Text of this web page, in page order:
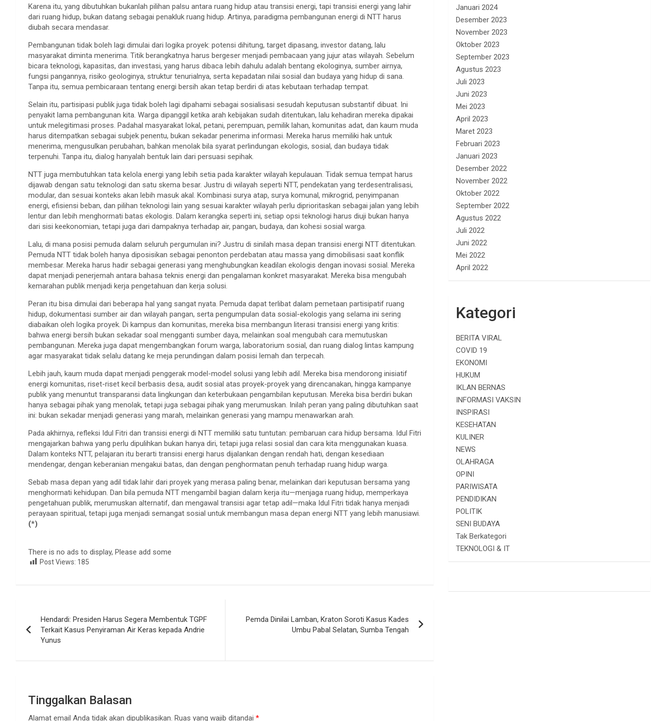
Karena itu, yang dibutuhkan bukanlah pilihan palsu antara ruang hidup atau transisi energi, tapi transisi energi yang lahir
dari ruang hidup, bukan datang sebagai penakluk ruang hidup. Artinya, paradigma pembangunan energi di NTT harus
diubah secara mendasar.
Pembangunan tidak boleh lagi dimulai dari logika proyek: potensi dihitung, target dipasang, investor datang, lalu
masyarakat diminta menerima. Titik berangkatnya harus bergeser menjadi pembacaan yang jujur atas wilayah. Sebelum
bicara teknologi, kapasitas, dan investasi, yang harus dibaca lebih dahulu adalah bentang ekologinya, sumber airnya,
fungsi pangannya, risiko geologinya, struktur tenurialnya, serta kepadatan nilai sosial dan budaya yang hidup di sana.
Tanpa itu, semua pembicaraan tentang energi bersih akan tetap berdiri di atas kebutaan terhadap tempat.
Selain itu, partisipasi publik juga tidak boleh lagi dipahami sebagai sosialisasi sesudah keputusan substantif dibuat. Ini
penyakit lama pembangunan kita. Warga dipanggil ketika arah kebijakan sudah ditentukan, lalu kehadiran mereka dipakai
untuk melegitimasi proses. Padahal masyarakat lokal, petani, perempuan, pemilik lahan, komunitas adat, dan kaum muda
harus ditempatkan sebagai subjek penentu, bukan sekadar penerima informasi. Mereka harus memiliki hak untuk
menerima, mengusulkan perubahan, bahkan menolak bila syarat perlindungan ekologis, sosial, dan budaya tidak
terpenuhi. Tanpa itu, dialog hanyalah bentuk lain dari persuasi sepihak.
NTT juga membutuhkan tata kelola energi yang lebih setia pada karakter wilayah kepulauan. Tidak semua tempat harus
dijawab dengan satu teknologi dan satu skema besar. Justru di wilayah seperti NTT, pendekatan yang terdesentralisasi,
modular, dan sesuai konteks akan lebih masuk akal. Kombinasi surya atap, surya komunal, mikrogrid, penyimpanan
energi, efisiensi beban, dan pilihan teknologi lain yang sesuai karakter wilayah perlu diprioritaskan sebagai jalan yang lebih
lentur dan lebih menghormati batas ekologis. Dalam kerangka seperti ini, setiap opsi teknologi harus diuji bukan hanya
dari sisi keekonomian, tetapi juga dari dampaknya terhadap air, pangan, budaya, dan kohesi sosial warga.
Lalu, di mana posisi pemuda dalam seluruh pergumulan ini? Justru di sinilah masa depan transisi energi NTT ditentukan.
Pemuda NTT tidak boleh hanya diposisikan sebagai penonton perdebatan atau massa yang dimobilisasi saat konflik
membesar. Mereka harus hadir sebagai generasi yang menghubungkan keadilan ekologis dengan inovasi sosial. Mereka
dapat menjadi penerjemah antara bahasa teknis energi dan pengalaman konkret masyarakat. Mereka bisa mengubah
kemarahan publik menjadi kerja pengetahuan dan kerja solusi.
Peran itu bisa dimulai dari beberapa hal yang sangat nyata. Pemuda dapat terlibat dalam pemetaan partisipatif ruang
hidup, dokumentasi sumber air dan wilayah pangan, serta pengumpulan data sosial-ekologis yang selama ini sering
diabaikan oleh logika proyek. Di kampus dan komunitas, mereka bisa membangun literasi transisi energi yang kritis:
bahwa energi bersih bukan sekadar soal mengganti sumber daya, melainkan soal mengubah cara memutuskan
pembangunan. Mereka juga dapat mengembangkan forum warga, laboratorium sosial, dan ruang dialog lintas kampung
agar masyarakat tidak selalu datang ke meja perundingan dalam posisi lemah dan terpecah.
Lebih jauh, kaum muda dapat menjadi penggerak model-model solusi yang lebih adil. Mereka bisa mendorong inisiatif
energi komunitas, riset-riset kecil berbasis desa, audit sosial atas proyek-proyek yang direncanakan, hingga kampanye
publik yang menuntut transparansi data lingkungan dan keterbukaan pengambilan keputusan. Mereka bisa berdiri bukan
hanya sebagai pihak yang menolak, tetapi juga sebagai pihak yang merumuskan. Inilah peran yang paling dibutuhkan saat
ini: bukan sekadar menjadi generasi yang marah, melainkan generasi yang mampu menawarkan arah.
Pada akhirnya, refleksi Idul Fitri dan transisi energi di NTT memiliki satu tuntutan: pembaruan cara hidup bersama. Idul Fitri
mengajarkan bahwa yang perlu dipulihkan bukan hanya diri, tetapi juga relasi sosial dan cara kita menggunakan kuasa.
Dalam konteks NTT, pelajaran itu berarti transisi energi harus dijalankan dengan rendah hati, dengan kesediaan
mendengar, dengan keberanian mengakui batas, dan dengan penghormatan penuh terhadap ruang hidup warga.
Sebab masa depan yang adil tidak lahir dari proyek yang merasa paling benar, melainkan dari keputusan bersama yang
menghormati kehidupan. Dan bila pemuda NTT mengambil bagian dalam kerja itu—menjaga ruang hidup, memperkaya
pengetahuan publik, merumuskan alternatif, dan mengawal transisi agar tetap adil—maka Idul Fitri tidak hanya menjadi
perayaan spiritual, tetapi juga menjadi semangat sosial untuk membangun masa depan energi NTT yang lebih manusiawi.
(*)
There is no ads to display, Please add some
Post Views: 185
pos
Hendardi: Presiden Harus Segera Membentuk TGPF
Terkait Kasus Penyiraman Air Keras kepada Andrie
Yunus
Pemda Dinilai Lamban, Kraton Soroti Kasus Kades
Umbu Pabal Selatan, Sumba Tengah
Tinggalkan Balasan
Alamat email Anda tidak akan dipublikasikan. Ruas yang wajib ditandai *
Januari 2024
Desember 2023
November 2023
Oktober 2023
September 2023
Agustus 2023
Juli 2023
Juni 2023
Mei 2023
April 2023
Maret 2023
Februari 2023
Januari 2023
Desember 2022
November 2022
Oktober 2022
September 2022
Agustus 2022
Juli 2022
Juni 2022
Mei 2022
April 2022
Kategori
BERITA VIRAL
COVID 19
EKONOMI
HUKUM
IKLAN BERNAS
INFORMASI VAKSIN
INSPIRASI
KESEHATAN
KULINER
NEWS
OLAHRAGA
OPINI
PARIWISATA
PENDIDIKAN
POLITIK
SENI BUDAYA
Tak Berkategori
TEKNOLOGI & IT